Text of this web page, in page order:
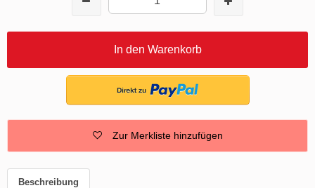
In den Warenkorb
Zur Merkliste hinzufügen
Beschreibung